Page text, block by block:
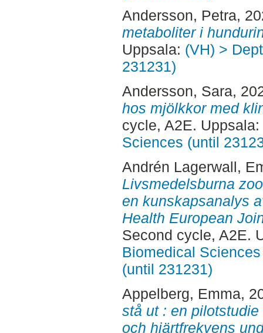
Andersson, Petra,
metaboliter i
Uppsala: (VH) >
231231)
Andersson, Sara,
hos mjölkkor med
cycle, A2E. Uppsala:
Sciences (until
Andrén Lagerwall,
Livsmedelsburna
en kunskapsanalys
Health European
Second cycle, A2E.
Biomedical
(until 231231)
Appelberg, Emma,
stå ut : en
och hjärtfrekvens